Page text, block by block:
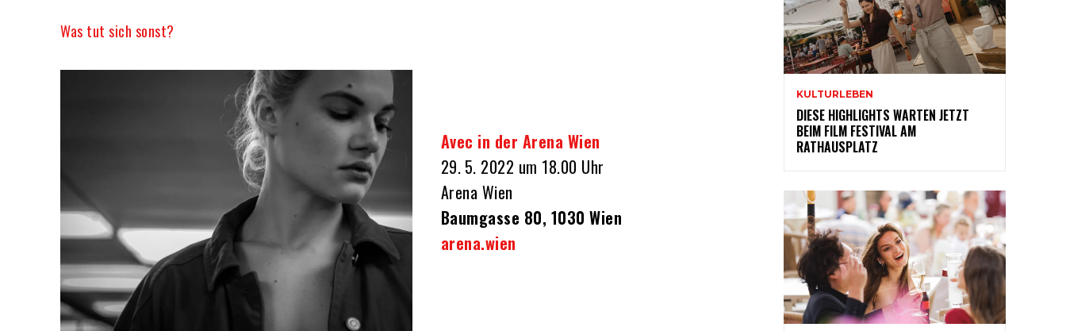
Was tut sich sonst?
Avec in der Arena Wien
29. 5. 2022 um 18.00 Uhr
Arena Wien
Baumgasse 80, 1030 Wien
arena.wien
KULTURLEBEN
DIESE HIGHLIGHTS WARTEN JETZT
BEIM FILM FESTIVAL AM
RATHAUSPLATZ